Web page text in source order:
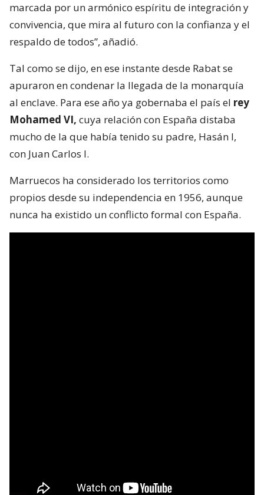
marcada por un armónico espíritu de integración y
convivencia, que mira al futuro con la confianza y el
respaldo de todos”, añadió.
Tal como se dijo, en ese instante desde Rabat se
apuraron en condenar la llegada de la monarquía
al enclave. Para ese año ya gobernaba el país el rey
Mohamed VI, cuya relación con España distaba
mucho de la que había tenido su padre, Hasán I,
con Juan Carlos I.
Marruecos ha considerado los territorios como
propios desde su independencia en 1956, aunque
nunca ha existido un conflicto formal con España.